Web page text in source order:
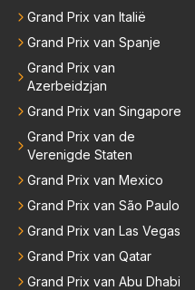
Grand Prix van Italië
Grand Prix van Spanje
Grand Prix van
Azerbeidzjan
Grand Prix van Singapore
Grand Prix van de
Verenigde Staten
Grand Prix van Mexico
Grand Prix van São Paulo
Grand Prix van Las Vegas
Grand Prix van Qatar
Grand Prix van Abu Dhabi